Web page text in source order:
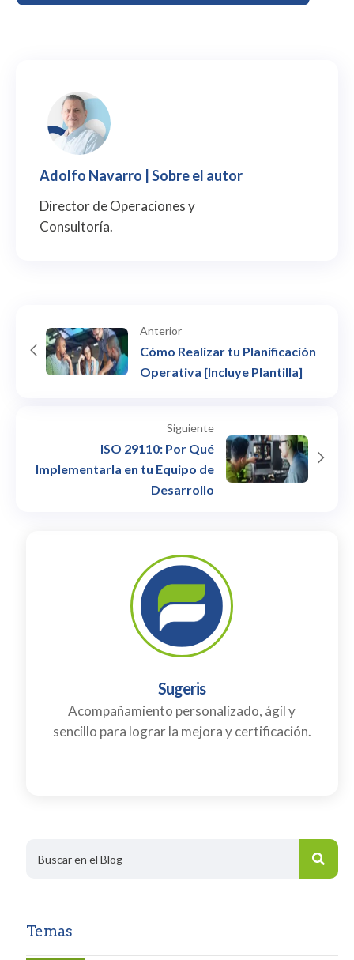
Adolfo Navarro | Sobre el autor
Director de Operaciones y
Consultoría.
Anterior
Cómo Realizar tu Planificación
Operativa [Incluye Plantilla]
Siguiente
ISO 29110: Por Qué
Implementarla en tu Equipo de
Desarrollo
Sugeris
Acompañamiento personalizado, ágil y
sencillo para lograr la mejora y certificación.
Temas